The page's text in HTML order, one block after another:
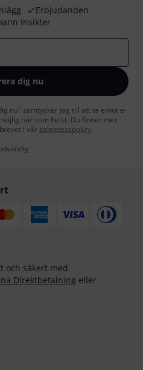
Erbjudanden
Insikter
dig nu
nu" samtycker jag till att ta emot e-
när som helst. Du finner mer
i vår sekretesspolicy.
och säkert med
Direktbetalning eller